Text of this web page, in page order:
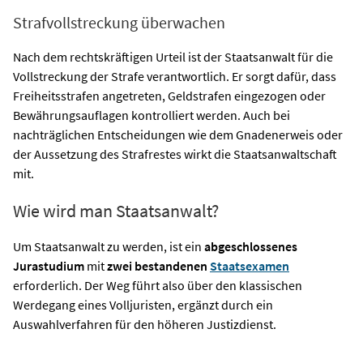
Strafvollstreckung überwachen
Nach dem rechtskräftigen Urteil ist der Staatsanwalt für die
Vollstreckung der Strafe verantwortlich. Er sorgt dafür, dass
Freiheitsstrafen angetreten, Geldstrafen eingezogen oder
Bewährungsauflagen kontrolliert werden. Auch bei
nachträglichen Entscheidungen wie dem Gnadenerweis oder
der Aussetzung des Strafrestes wirkt die Staatsanwaltschaft
mit.
Wie wird man Staatsanwalt?
Um Staatsanwalt zu werden, ist ein abgeschlossenes
Jurastudium mitzwei bestandenen Staatsexamen
erforderlich. Der Weg führt also über den klassischen
Werdegang eines Volljuristen, ergänzt durch ein
Auswahlverfahren für den höheren Justizdienst.